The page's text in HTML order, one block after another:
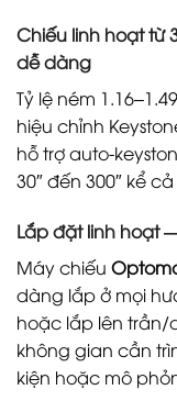
Chiếu linh hoạt từ
dễ dàng
Tỷ lệ ném
hiệu chỉnh
hỗ trợ auto-
30″ đến 300″ kể
Lắp đặt linh hoạt
Máy chiếu
dàng lắp ở mọi
hoặc lắp lên trần/
không gian cần
kiện hoặc mô